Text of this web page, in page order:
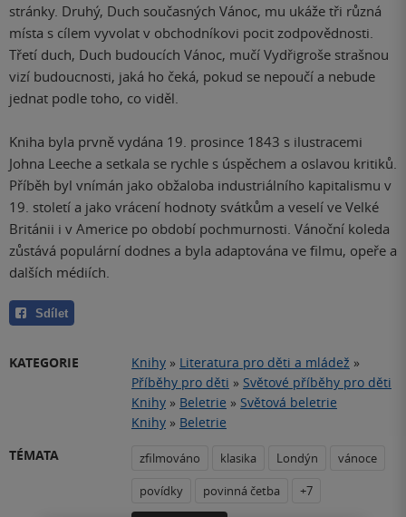
stránky. Druhý, Duch současných Vánoc, mu ukáže tři různá
místa s cílem vyvolat v obchodníkovi pocit zodpovědnosti.
Třetí duch, Duch budoucích Vánoc, mučí Vydřigroše strašnou
vizí budoucnosti, jaká ho čeká, pokud se nepoučí a nebude
jednat podle toho, co viděl.
Kniha byla prvně vydána 19. prosince 1843 s ilustracemi
Johna Leeche a setkala se rychle s úspěchem a oslavou kritiků.
Příběh byl vnímán jako obžaloba industriálního kapitalismu v
19. století a jako vrácení hodnoty svátkům a veselí ve Velké
Británii i v Americe po období pochmurnosti. Vánoční koleda
zůstává populární dodnes a byla adaptována ve filmu, opeře a
dalších médiích.
Sdílet
KATEGORIE Knihy » Literatura pro děti a mládež »
Příběhy pro děti » Světové příběhy pro děti
Knihy » Beletrie » Světová beletrie
Knihy » Beletrie
TÉMATA
zfilmováno klasika Londýn
vánoce
povídky
povinná četba +7